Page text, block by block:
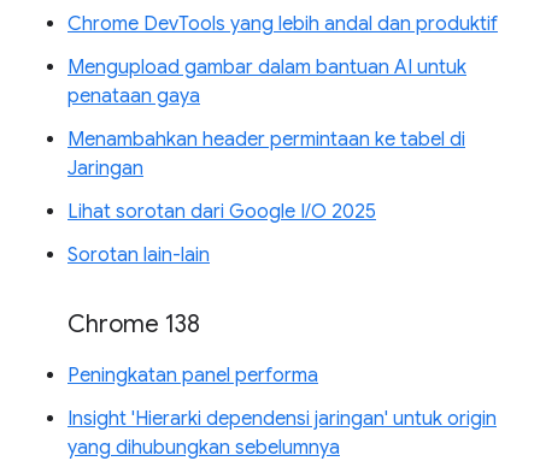
Chrome DevTools yang lebih andal dan produktif
Mengupload gambar dalam bantuan AI untuk
penataan gaya
Menambahkan header permintaan ke tabel di
Jaringan
Lihat sorotan dari Google I/O 2025
Sorotan lain-lain
Chrome 138
Peningkatan panel performa
Insight 'Hierarki dependensi jaringan' untuk origin
yang dihubungkan sebelumnya